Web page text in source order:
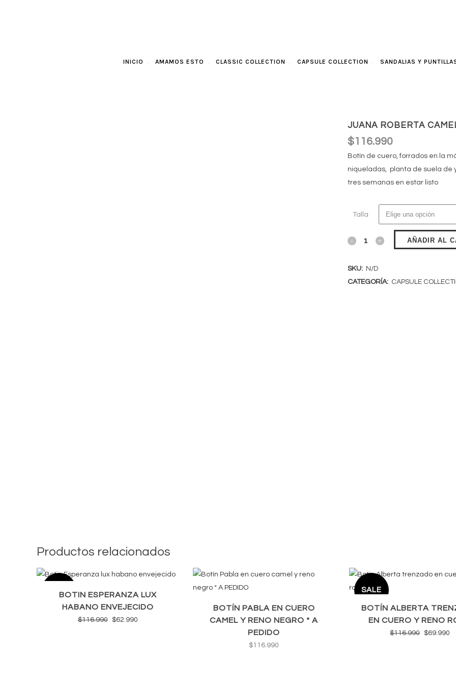
INICIO AMAMOS ESTO CLASSIC COLLECTION CAPSULE COLLECTION SANDALIAS Y
JUANA ROBERTA
$116.990
Botín de cuero, forrados en la
niqueladas, planta de suela de
tres semanas en estar listo
Talla
AÑADIR AL
SKU: N/D
CATEGORÍA: CAPSULE
Productos relacionados
SALE
BOTIN ESPERANZA LUX
HABANO ENVEJECIDO
$116.990 El
$62.990El
BOTÍN PABLA EN CUERO
CAMEL Y RENO NEGRO * A
PEDIDO
$116.990
SALE
BOTÍN ALBERTA
EN CUERO Y RENO
$116.990 El
$69.990